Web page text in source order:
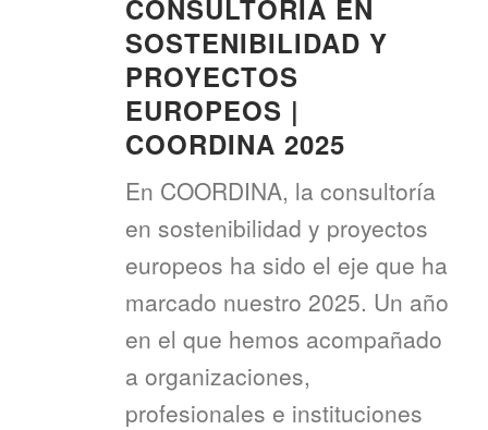
CONSULTORÍA EN
SOSTENIBILIDAD Y
PROYECTOS
EUROPEOS |
COORDINA 2025
En COORDINA, la consultoría
en sostenibilidad y proyectos
europeos ha sido el eje que ha
marcado nuestro 2025. Un año
en el que hemos acompañado
a organizaciones,
profesionales e instituciones